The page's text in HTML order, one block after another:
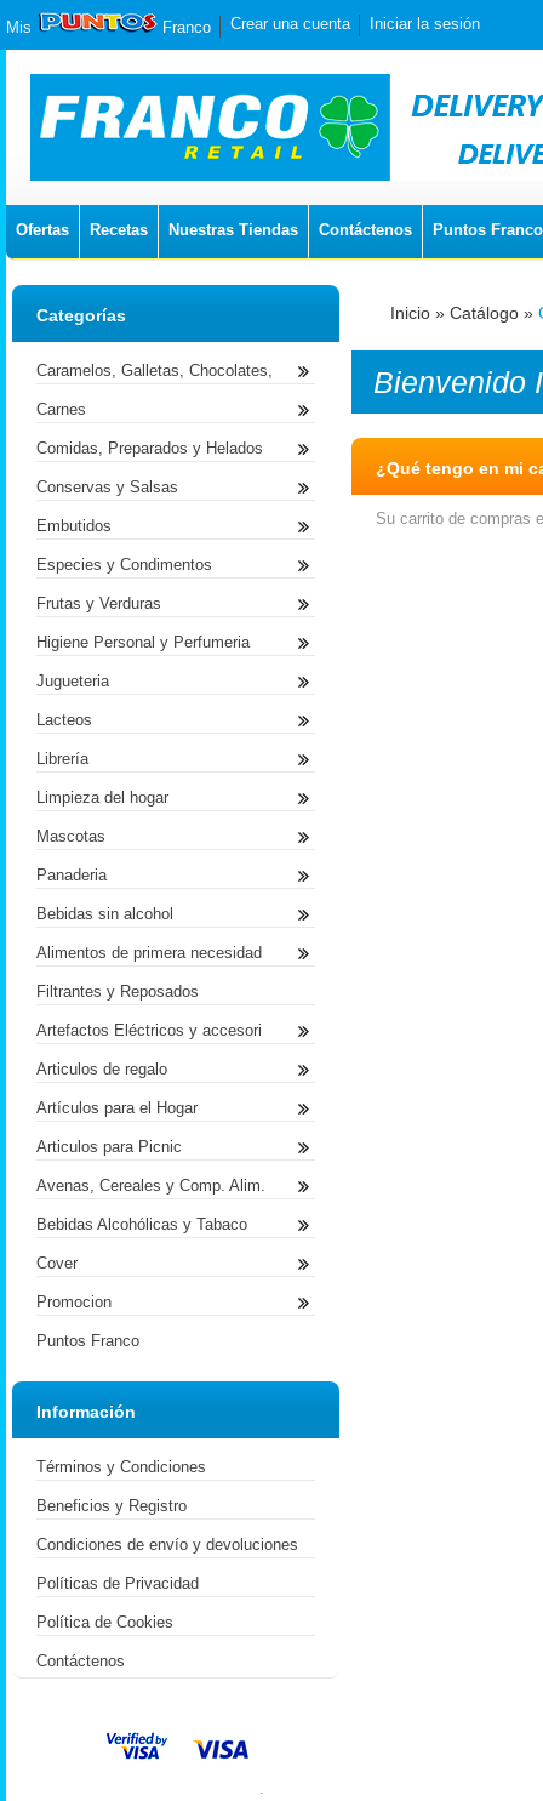
Mis Franco Crear una cuenta Iniciar la sesión
Ofertas Recetas Nuestras Tiendas Contáctenos Puntos Franco
Inicio » Catálogo »
Bienvenido
¿Qué tengo en mi
Su carrito de compras
Categorías
Caramelos, Galletas, Chocolates,
Carnes
Comidas, Preparados y Helados
Conservas y Salsas
Embutidos
Especies y Condimentos
Frutas y Verduras
Higiene Personal y Perfumeria
Jugueteria
Lacteos
Librería
Limpieza del hogar
Mascotas
Panaderia
Bebidas sin alcohol
Alimentos de primera necesidad
Filtrantes y Reposados
Artefactos Eléctricos y accesori
Articulos de regalo
Artículos para el Hogar
Articulos para Picnic
Avenas, Cereales y Comp. Alim.
Bebidas Alcohólicas y Tabaco
Cover
Promocion
Puntos Franco
Información
Términos y Condiciones
Beneficios y Registro
Condiciones de envío y devoluciones
Políticas de Privacidad
Política de Cookies
Contáctenos
.